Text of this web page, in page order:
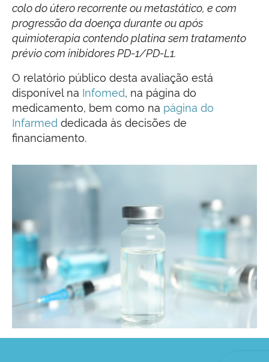
colo do útero recorrente ou metastático, e com
progressão da doença durante ou após
quimioterapia contendo platina sem tratamento
prévio com inibidores PD-1/PD-L1.
O relatório público desta avaliação está
disponível na Infomed, na página do
medicamento, bem como na página do
Infarmed dedicada às decisões de
financiamento.